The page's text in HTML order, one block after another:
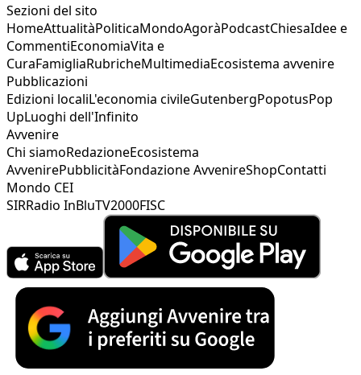
Sezioni del sito
HomeAttualitàPoliticaMondoAgoràPodcastChiesaIdee e
CommentiEconomiaVita e
CuraFamigliaRubricheMultimediaEcosistema avvenire
Pubblicazioni
Edizioni localiL'economia civileGutenbergPopotusPop
UpLuoghi dell'Infinito
Avvenire
Chi siamoRedazioneEcosistema
AvvenirePubblicitàFondazione AvvenireShopContatti
Mondo CEI
SIRRadio InBluTV2000FISC